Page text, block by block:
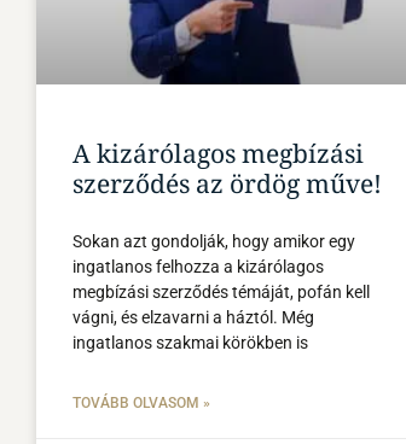
A kizárólagos megbízási
szerződés az ördög műve!
Sokan azt gondolják, hogy amikor egy
ingatlanos felhozza a kizárólagos
megbízási szerződés témáját, pofán kell
vágni, és elzavarni a háztól. Még
ingatlanos szakmai körökben is
TOVÁBB OLVASOM »